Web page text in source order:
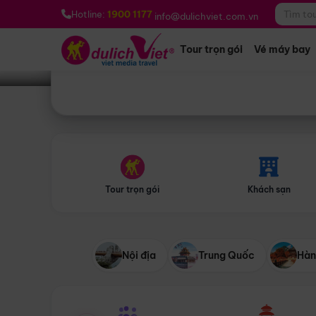
Hotline: 1900 1177 info@dulichviet.com.vn
Tour trọn gói Vé máy bay
Bạn muốn đi đâu? *
Tour trọn gói Khách sạn
Nội địa Trung Quốc